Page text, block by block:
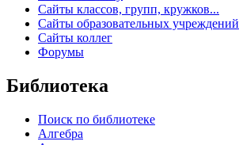
Сайты классов, групп, кружков...
Сайты образовательных учреждений
Сайты коллег
Форумы
Библиотека
Поиск по библиотеке
Алгебра